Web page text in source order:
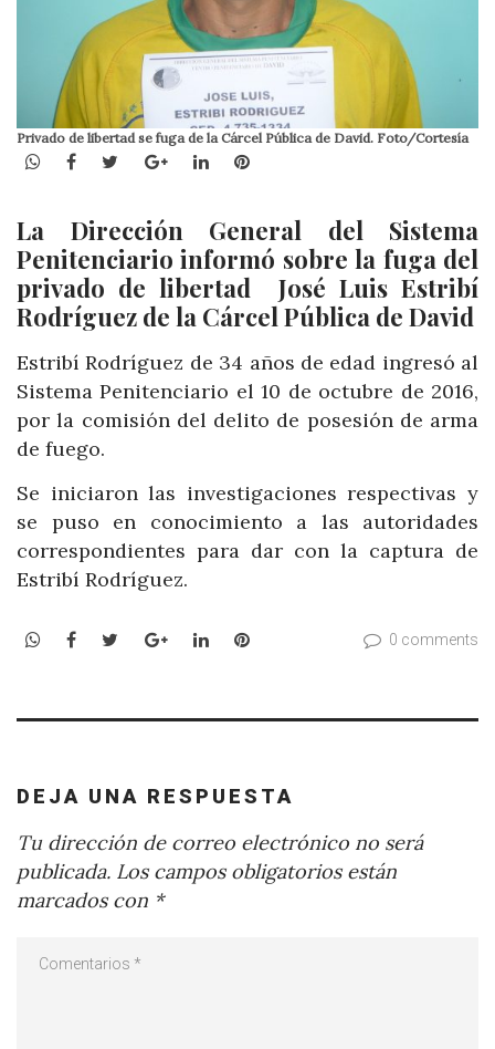
Privado de libertad se fuga de la Cárcel Pública de David. Foto/Cortesía
WhatsApp
Facebook
TwitterGoogle+LinkedInPinterest
La Dirección General del Sistema
Penitenciario informó sobre la fuga del
privado de libertad José Luis Estribí
Rodríguez de la Cárcel Pública de David
Estribí Rodríguez de 34 años de edad ingresó al
Sistema Penitenciario el 10 de octubre de 2016,
por la comisión del delito de posesión de arma
de fuego.
Se iniciaron las investigaciones respectivas y
se puso en conocimiento a las autoridades
correspondientes para dar con la captura de
Estribí Rodríguez.
WhatsApp
Facebook
TwitterGoogle+LinkedInPinterest 0 comments
DEJA UNA RESPUESTA
Tu dirección de correo electrónico no será
publicada. Los campos obligatorios están
marcados con *